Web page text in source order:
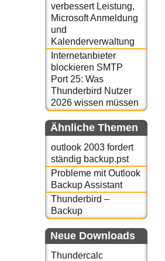
verbessert Leistung,
Microsoft Anmeldung
und
Kalenderverwaltung
Internetanbieter
blockieren SMTP
Port 25: Was
Thunderbird Nutzer
2026 wissen müssen
Ähnliche Themen
outlook 2003 fordert
ständig backup.pst
Probleme mit Outlook
Backup Assistant
Thunderbird –
Backup
Neue Downloads
Thundercalc